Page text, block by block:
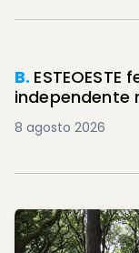
B.
independente
8 agosto 2026